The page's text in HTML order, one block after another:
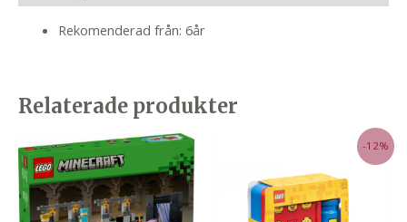
Rekomenderad från: 6år
Relaterade produkter
-12%